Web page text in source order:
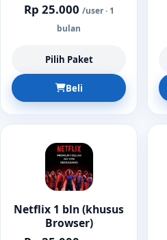
Rp 25.000 /user · 1
bulan
Pilih Paket
Beli
Netflix 1 bln (khusus
Browser)